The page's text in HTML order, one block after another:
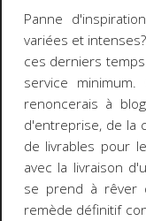
Panne
variées et
ces derniers
service
renoncerais à
d'entreprise, de la
de livrables pour
avec la livraison
se prend à rêver
remède définitif